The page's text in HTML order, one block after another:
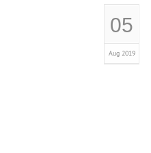
05
Aug 2019